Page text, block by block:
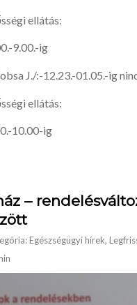
ellátás:
9.00.-ig
J./:-12.23.-01.05.-ig
ellátás:
10.00-ig
–
Egészségügyi hírek,